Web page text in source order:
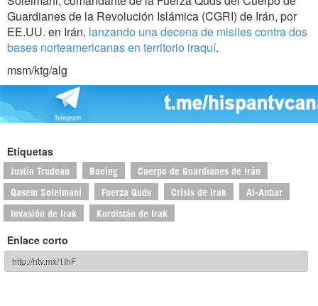
Guardianes de la Revolución Islámica (CGRI) de Irán, por
EE.UU. en Irán, lanzando una decena de misiles contra dos
bases norteamericanas en territorio iraquí.
msm/ktg/alg
Etiquetas
Justin Trudeau Boeing Cuerpo de Guardianes de Irán
Qasem Soleimani Fuerza Quds Crisis de Irak Al-Anbar
Invasión de Irak Kurdistán de Irak
Enlace corto